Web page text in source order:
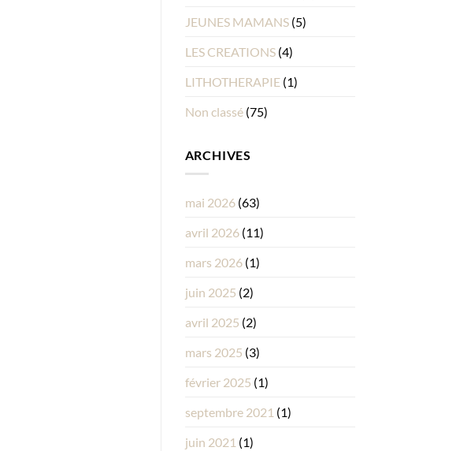
JEUNES MAMANS(5)
LES CREATIONS(4)
LITHOTHERAPIE(1)
Non classé(75)
ARCHIVES
mai 2026(63)
avril 2026(11)
mars 2026(1)
juin 2025 (2)
avril 2025 (2)
mars 2025 (3)
février 2025 (1)
septembre 2021 (1)
juin 2021 (1)